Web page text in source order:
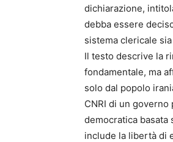
dichiarazione,
debba essere
sistema clericale
Il testo descrive la
fondamentale, ma
solo dal popolo
CNRI di un
democratica basata
include la libertà di